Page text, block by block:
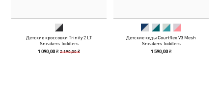
Детские кроссовки Trinity 2 LT
Sneakers Toddlers
1 090,00 ₴2 190,00 ₴
Детские кеды Courtflex V3 Mesh
Sneakers Toddlers
1 590,00 ₴